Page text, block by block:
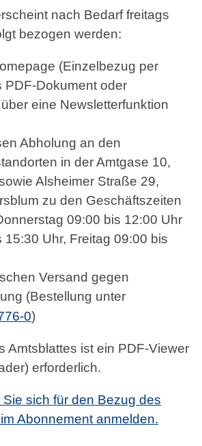
nach Bedarf freitags
bezogen werden:
(Einzelbezug per
PDF-Dokument oder
eine Newsletterfunktion
Abholung an den
in der Amtgase 10,
Alsheimer Straße 29,
zu den Geschäftszeiten
09:00 bis 12:00 Uhr
15:30 Uhr, Freitag 09:00 bis
Versand gegen
(Bestellung unter
0)
Amtsblattes ist ein PDF-Viewer
erforderlich.
sich für den Bezug des
Abonnement anmelden.